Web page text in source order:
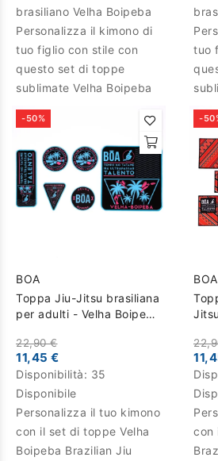
brasiliano Velha Boipeba
Personalizza il kimono di
tuo figlio con stile con
questo set di toppe
sublimate Velha Boipeba
tuo
-50%
BOA
Toppa Jiu-Jitsu brasiliana
per adulti - Velha Boipeba
22,90 €
11,45 €
Disponibilità: 35
Disponibile
Personalizza il tuo kimono
con il set di toppe Velha
Boipeba Brazilian Jiu
-
BOA
con